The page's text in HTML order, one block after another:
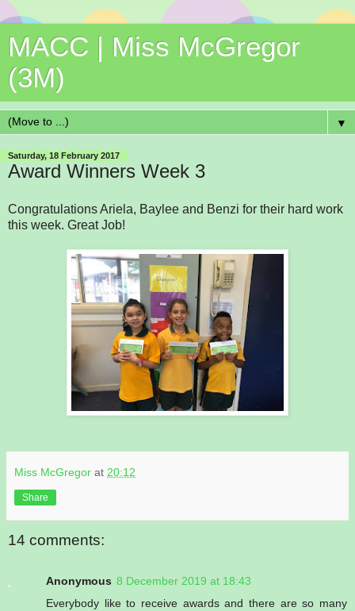
MACC | Miss McGregor
(3M)
▼
Saturday, 18 February 2017
Award Winners Week 3
Congratulations Ariela, Baylee and Benzi for their hard work
this week. Great Job!
Miss McGregor at 20:12
Share
14 comments:
Anonymous 8 December 2019 at 18:43
Everybody like to receive awards and there are so many